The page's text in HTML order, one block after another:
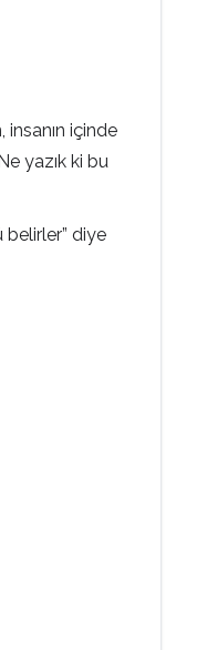
içinde
yazık ki bu
belirler” diye